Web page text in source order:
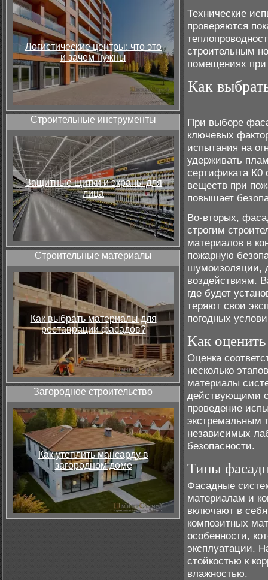
Логистические центры: что это
и зачем нужны
Строительные инструменты
Защитные щитки и экраны для
лица
Строительные материалы
Как выбрать материалы для
реставрации фасадов?
Загородное строительство
Как утеплить мансарду в
загородном доме
Технические
проверяются
строительным
помещениях
Как
При выборе
ключевых
испытания на
удерживать
сертификата К0
веществ при
повышает
Во-вторых,
строгим
материалов в
пожарную
шумоизоляции,
воздействиям.
где будет
теряют свои
погодных
Как
Оценка
несколько
материалы
действующими
проведение
экстремальным
независимых
безопасности.
Типы
Фасадные
материалам и
включают в
композитных
особенности,
эксплуатации.
стойкостью к
влажностью.